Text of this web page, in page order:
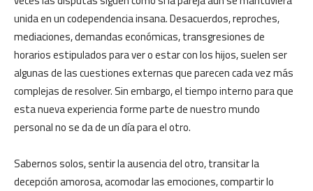
unida en un codependencia insana. Desacuerdos, reproches,
mediaciones, demandas económicas, transgresiones de
horarios estipulados para ver o estar con los hijos, suelen ser
algunas de las cuestiones externas que parecen cada vez más
complejas de resolver. Sin embargo, el tiempo interno para que
esta nueva experiencia forme parte de nuestro mundo
personal no se da de un día para el otro.
Sabernos solos, sentir la ausencia del otro, transitar la
decepción amorosa, acomodar las emociones, compartir lo